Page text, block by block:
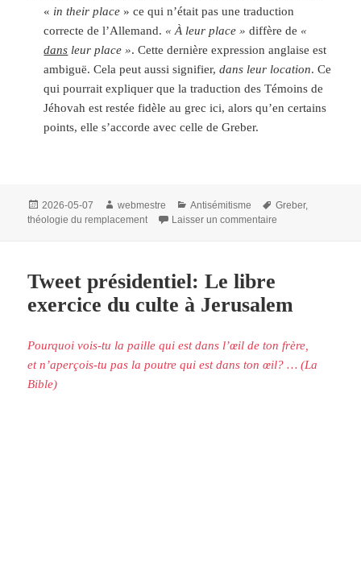
« in their place » ce qui n’était pas une traduction
correcte de l’Allemand. « À leur place »diffère de «
dans leur place ». Cette dernière expression anglaise est
ambiguë. Cela peut aussi signifier,dans leur location. Ce
qui pourrait expliquer que la traduction des Témoins de
Jéhovah est restée fidèle au grec ici, alors qu’en certains
points, elle s’accorde avec celle de Greber.
Publié
le
2026-05-07 Auteur
webmestre Catégories
Antisémitisme
Mots-
clés
Greber,
théologie du remplacement
Laisser un commentaire
Tweet présidentiel: Le libre
exercice du culte à Jerusalem
Pourquoi vois-tu la paille qui est dans l’œil de ton frère,
et n’aperçois-tu pas la poutre qui est dans ton œil? … (La
Bible)